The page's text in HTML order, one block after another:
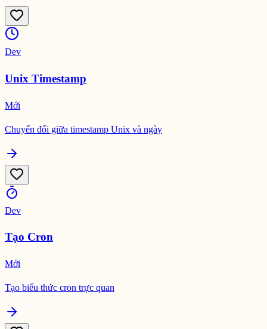
Dev
Unix Timestamp
Mới
Chuyển đổi giữa timestamp Unix và ngày
Dev
Tạo Cron
Mới
Tạo biểu thức cron trực quan